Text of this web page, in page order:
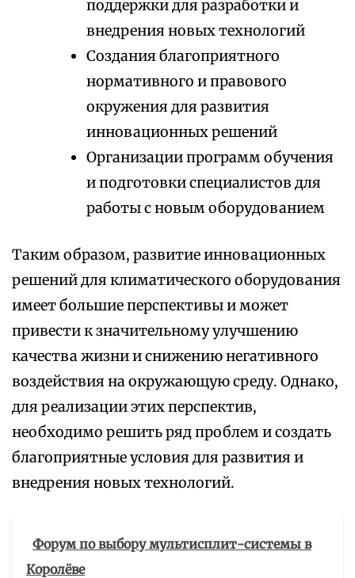
поддержки для разработки и
внедрения новых технологий
Создания благоприятного
нормативного и правового
окружения для развития
инновационных решений
Организации программ обучения
и подготовки специалистов для
работы с новым оборудованием
Таким образом, развитие инновационных
решений для климатического оборудования
имеет большие перспективы и может
привести к значительному улучшению
качества жизни и снижению негативного
воздействия на окружающую среду. Однако,
для реализации этих перспектив,
необходимо решить ряд проблем и создать
благоприятные условия для развития и
внедрения новых технологий.
Форум по выбору мультисплит-системы в
Королёве